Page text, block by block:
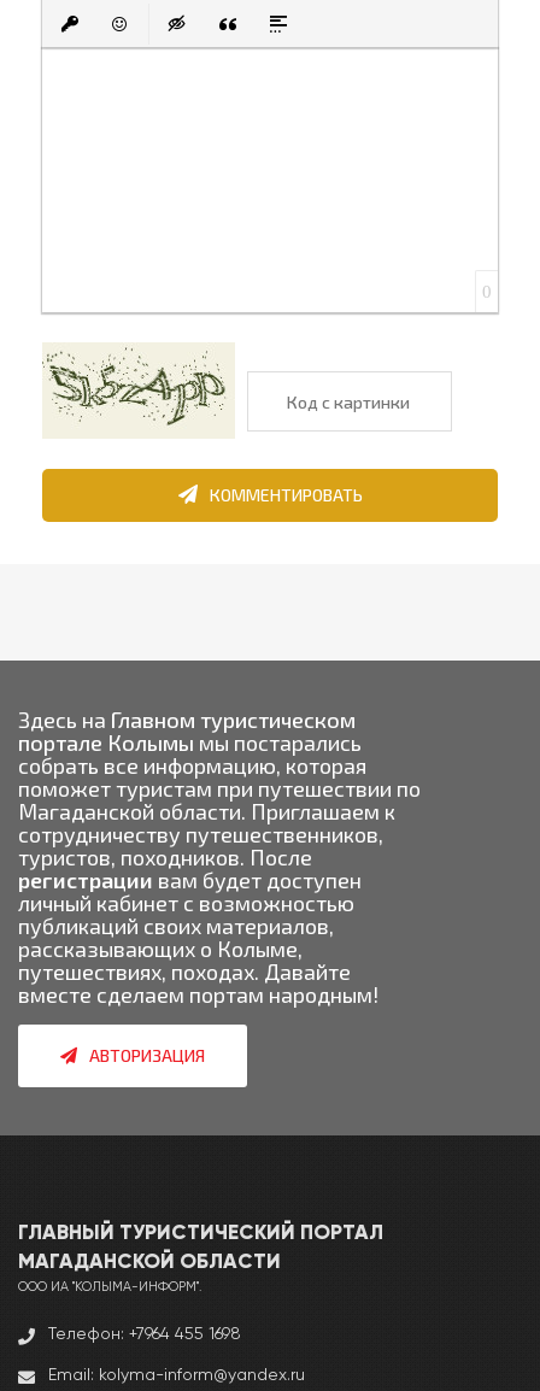
Подчеркнутый
Вставить защищенную ссылку
Вставить смайлик
Вставка скрытого текста
Вставка цитаты
Вставка спойлера
0
КОММЕНТИРОВАТЬ
Здесь на Главном туристическом
портале Колымы мы постарались
собрать все информацию, которая
поможет туристам при путешествии по
Магаданской области. Приглашаем к
сотрудничеству путешественников,
туристов, походников. После
регистрации вам будет доступен
личный кабинет с возможностью
публикаций своих материалов,
рассказывающих о Колыме,
путешествиях, походах. Давайте
вместе сделаем портам народным!
АВТОРИЗАЦИЯ
ГЛАВНЫЙ ТУРИСТИЧЕСКИЙ ПОРТАЛ
МАГАДАНCКОЙ ОБЛАСТИ
ООО ИА "КОЛЫМА-ИНФОРМ".
Телефон: +7964 455 1698
Email: kolyma-inform@yandex.ru